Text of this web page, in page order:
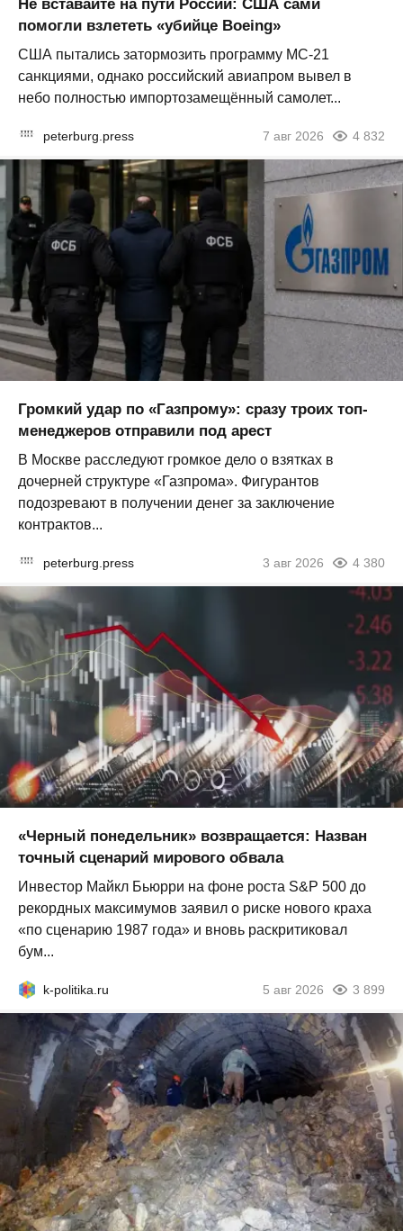
Не вставайте на пути России: США сами
помогли взлететь «убийце Boeing»
США пытались затормозить программу МС-21
санкциями, однако российский авиапром вывел в
небо полностью импортозамещённый самолет...
peterburg.press 7 авг 2026 4 832
Громкий удар по «Газпрому»: сразу троих топ-
менеджеров отправили под арест
В Москве расследуют громкое дело о взятках в
дочерней структуре «Газпрома». Фигурантов
подозревают в получении денег за заключение
контрактов...
peterburg.press 3 авг 2026 4 380
«Черный понедельник» возвращается: Назван
точный сценарий мирового обвала
Инвестор Майкл Бьюрри на фоне роста S&P 500 до
рекордных максимумов заявил о риске нового краха
«по сценарию 1987 года» и вновь раскритиковал
бум...
k-politika.ru 5 авг 2026 3 899